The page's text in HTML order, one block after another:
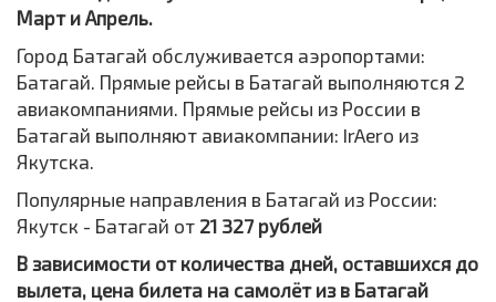
Март и Апрель.
Город Батагай обслуживается аэропортами:
Батагай. Прямые рейсы в Батагай выполняются 2
авиакомпаниями. Прямые рейсы из России в
Батагай выполняют авиакомпании: IrAero из
Якутска.
Популярные направления в Батагай из России:
Якутск - Батагай от 21 327 рублей
В зависимости от количества дней, оставшихся до
вылета, цена билета на самолёт из в Батагай